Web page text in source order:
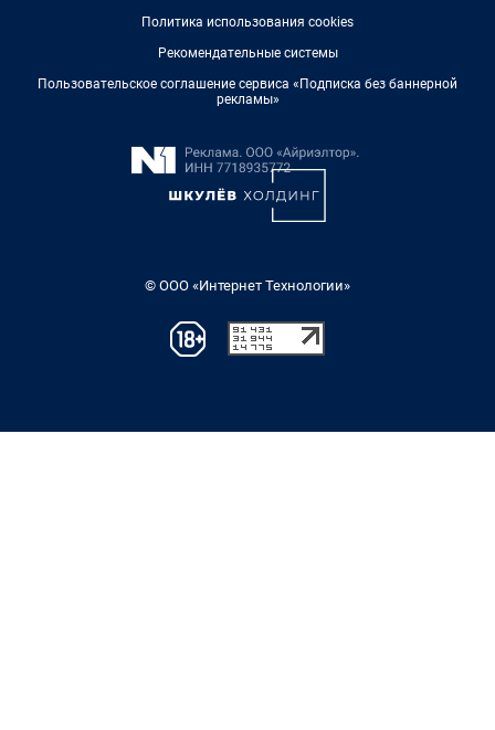
Политика использования cookies
Рекомендательные системы
Пользовательское соглашение сервиса «Подписка без баннерной
рекламы»
© ООО «Интернет Технологии»